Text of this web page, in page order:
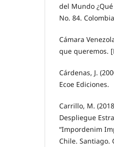
del Mundo
No. 84.
Cámara
que queremos.
Cárdenas, J.
Ecoe Ediciones.
Carrillo, M.
Despliegue
“Impordenim
Chile. Santiago.